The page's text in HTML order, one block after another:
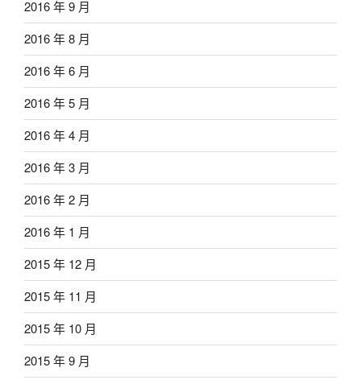
2016 年 9 月
2016 年 8 月
2016 年 6 月
2016 年 5 月
2016 年 4 月
2016 年 3 月
2016 年 2 月
2016 年 1 月
2015 年 12 月
2015 年 11 月
2015 年 10 月
2015 年 9 月